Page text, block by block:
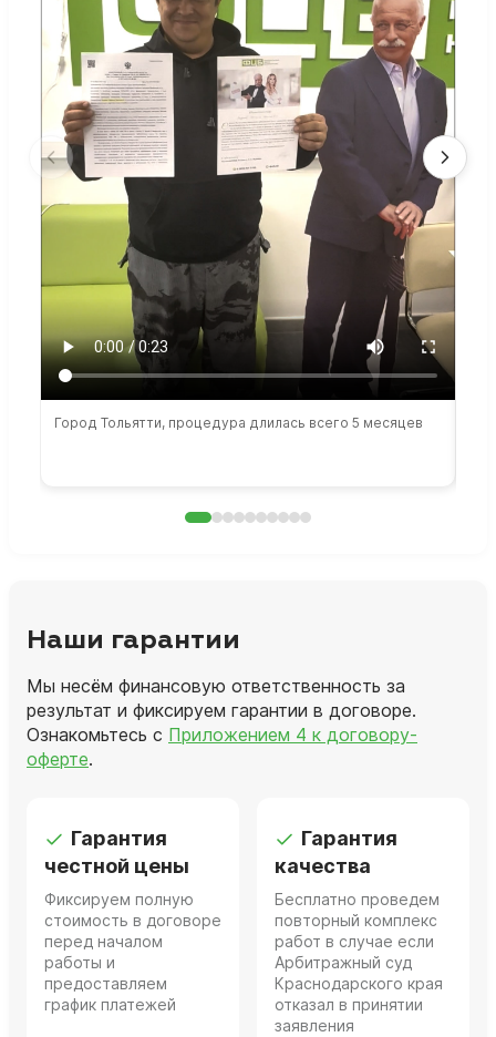
Город Тольятти, процедура длилась всего 5 месяцев
Наши гарантии
Мы несём финансовую ответственность за
результат и фиксируем гарантии в договоре.
Ознакомьтесь с Приложением 4 к договору-
оферте.
Гарантия
честной цены
Фиксируем полную
стоимость в договоре
перед началом
работы и
предоставляем
график платежей
Гарантия
качества
Бесплатно проведем
повторный комплекс
работ в случае если
Арбитражный суд
Краснодарского края
отказал в принятии
заявления